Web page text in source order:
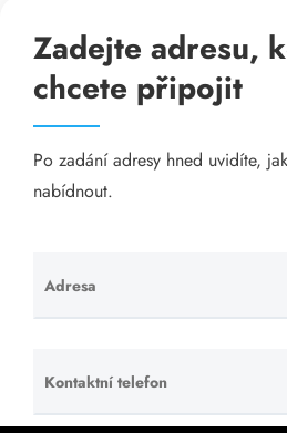
Připojení k internetu
Odkazy
Katalog A-seznam.cz
Visací zámky - TOKOZ
Zadejte adresu,
chcete připojit
Po zadání adresy hned uvidíte,
nabídnout.
Adresa
Ponechte
toto pole
Kontaktní telefon
Ponechte
toto pole